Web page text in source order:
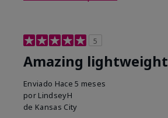
5
Amazing lightweight
Enviado Hace 5 meses
por LindseyH
de Kansas City